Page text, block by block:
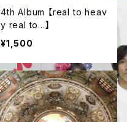
4th Album 【real to heav
y real to...】
¥1,500